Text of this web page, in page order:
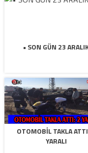
• SON GÜN 23
OTOMOBİL TAKLA
YARALI